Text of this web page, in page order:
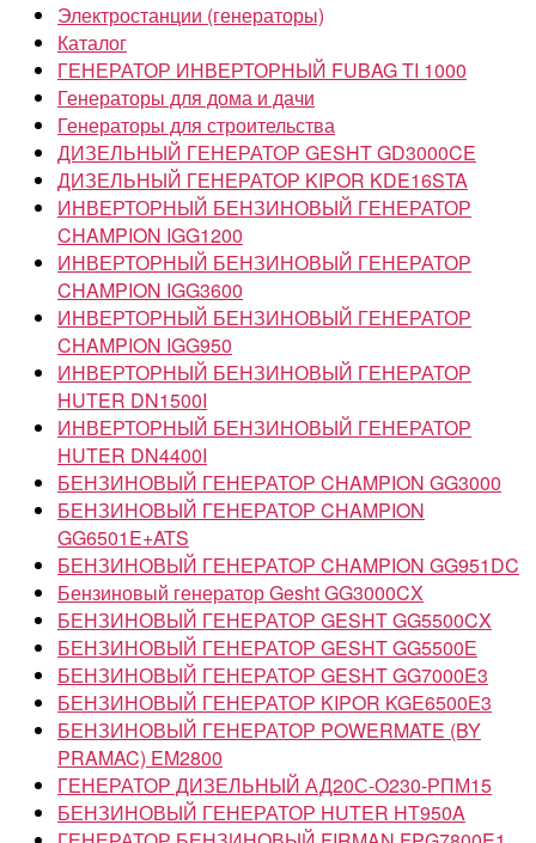
Электростанции (генераторы)
Каталог
ГЕНЕРАТОР ИНВЕРТОРНЫЙ FUBAG TI 1000
Генераторы для дома и дачи
Генераторы для строительства
ДИЗЕЛЬНЫЙ ГЕНЕРАТОР GESHT GD3000CE
ДИЗЕЛЬНЫЙ ГЕНЕРАТОР KIPOR KDE16STA
ИНВЕРТОРНЫЙ БЕНЗИНОВЫЙ ГЕНЕРАТОР
CHAMPION IGG1200
ИНВЕРТОРНЫЙ БЕНЗИНОВЫЙ ГЕНЕРАТОР
CHAMPION IGG3600
ИНВЕРТОРНЫЙ БЕНЗИНОВЫЙ ГЕНЕРАТОР
CHAMPION IGG950
ИНВЕРТОРНЫЙ БЕНЗИНОВЫЙ ГЕНЕРАТОР
HUTER DN1500I
ИНВЕРТОРНЫЙ БЕНЗИНОВЫЙ ГЕНЕРАТОР
HUTER DN4400I
БЕНЗИНОВЫЙ ГЕНЕРАТОР CHAMPION GG3000
БЕНЗИНОВЫЙ ГЕНЕРАТОР CHAMPION
GG6501E+ATS
БЕНЗИНОВЫЙ ГЕНЕРАТОР CHAMPION GG951DC
Бензиновый генератор Gesht GG3000CX
БЕНЗИНОВЫЙ ГЕНЕРАТОР GESHT GG5500CX
БЕНЗИНОВЫЙ ГЕНЕРАТОР GESHT GG5500Е
БЕНЗИНОВЫЙ ГЕНЕРАТОР GESHT GG7000E3
БЕНЗИНОВЫЙ ГЕНЕРАТОР KIPOR KGE6500Е3
БЕНЗИНОВЫЙ ГЕНЕРАТОР POWERMATE (BY
PRAMAC) EM2800
ГЕНЕРАТОР ДИЗЕЛЬНЫЙ АД20С-О230-РПМ15
БЕНЗИНОВЫЙ ГЕНЕРАТОР HUTER HT950A